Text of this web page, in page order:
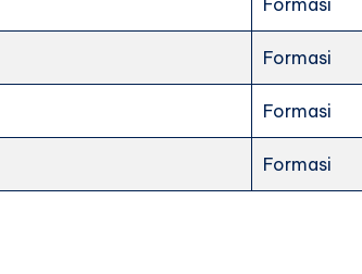
Formasi
Formasi
Formasi
Formasi